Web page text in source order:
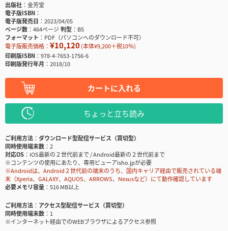
出版社
金芳堂
電子版ISBN
電子版発売日
2023/04/05
ページ数
464ページ判型
B5
フォーマット
PDF（パソコンへのダウンロード不可）
電子版販売価格： ¥10,120(本体¥9,200＋税10％)
印刷版ISBN
978-4-7653-1756-6
印刷版発行年月
2018/10
カートに入れる
ちょっと立ち読み
ご利用方法
ダウンロード型配信サービス（買切型）
同時使用端末数
2
対応OS
iOS最新の２世代前まで / Android最新の２世代前まで
※コンテンツの使用にあたり、専用ビューアisho.jpが必要
※Androidは、Android２世代前の端末のうち、国内キャリア経由で販売されている端
末（Xperia、GALAXY、AQUOS、ARROWS、Nexusなど）にて動作確認しています
必要メモリ容量
516 MB以上
ご利用方法
アクセス型配信サービス（買切型）
同時使用端末数
1
※インターネット経由でのWEBブラウザによるアクセス参照